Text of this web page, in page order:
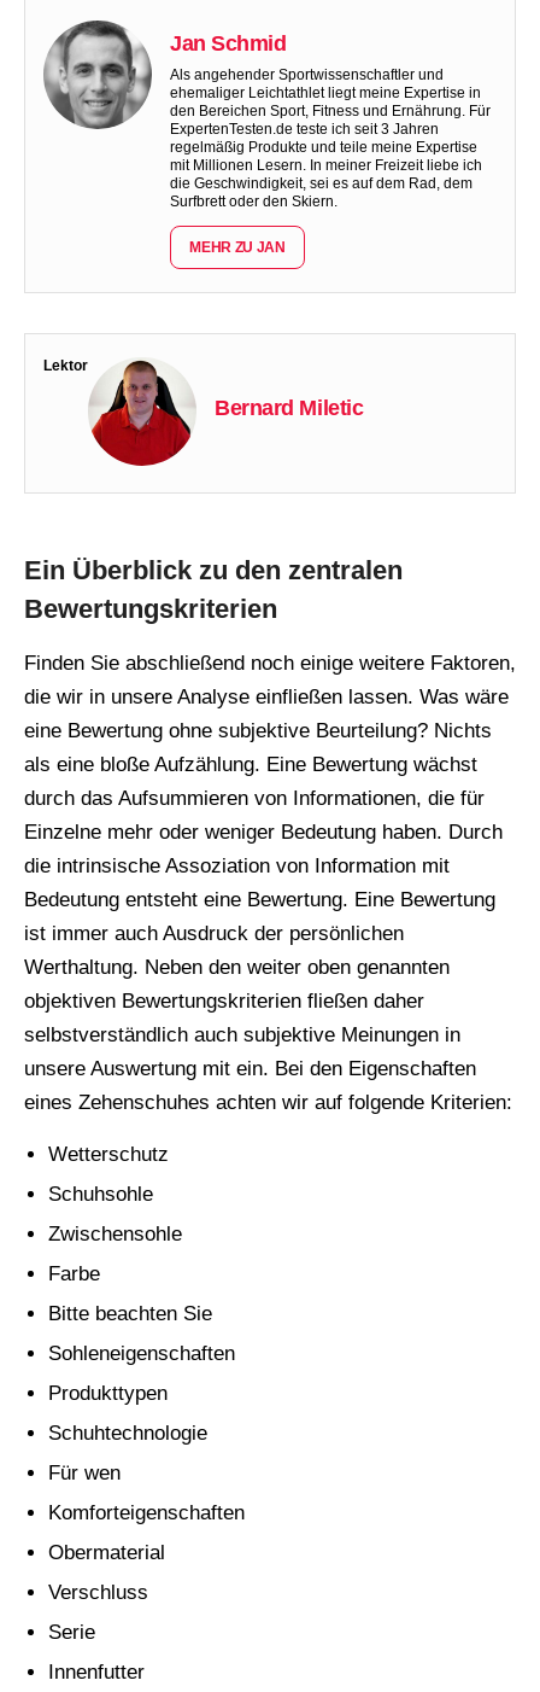
Jan Schmid
Als angehender Sportwissenschaftler und
ehemaliger Leichtathlet liegt meine Expertise in
den Bereichen Sport, Fitness und Ernährung. Für
ExpertenTesten.de teste ich seit 3 Jahren
regelmäßig Produkte und teile meine Expertise
mit Millionen Lesern. In meiner Freizeit liebe ich
die Geschwindigkeit, sei es auf dem Rad, dem
Surfbrett oder den Skiern.
MEHR ZU JAN
Lektor
Bernard Miletic
Ein Überblick zu den zentralen
Bewertungskriterien
Finden Sie abschließend noch einige weitere Faktoren,
die wir in unsere Analyse einfließen lassen. Was wäre
eine Bewertung ohne subjektive Beurteilung? Nichts
als eine bloße Aufzählung. Eine Bewertung wächst
durch das Aufsummieren von Informationen, die für
Einzelne mehr oder weniger Bedeutung haben. Durch
die intrinsische Assoziation von Information mit
Bedeutung entsteht eine Bewertung. Eine Bewertung
ist immer auch Ausdruck der persönlichen
Werthaltung. Neben den weiter oben genannten
objektiven Bewertungskriterien fließen daher
selbstverständlich auch subjektive Meinungen in
unsere Auswertung mit ein. Bei den Eigenschaften
eines Zehenschuhes achten wir auf folgende Kriterien:
Wetterschutz
Schuhsohle
Zwischensohle
Farbe
Bitte beachten Sie
Sohleneigenschaften
Produkttypen
Schuhtechnologie
Für wen
Komforteigenschaften
Obermaterial
Verschluss
Serie
Innenfutter